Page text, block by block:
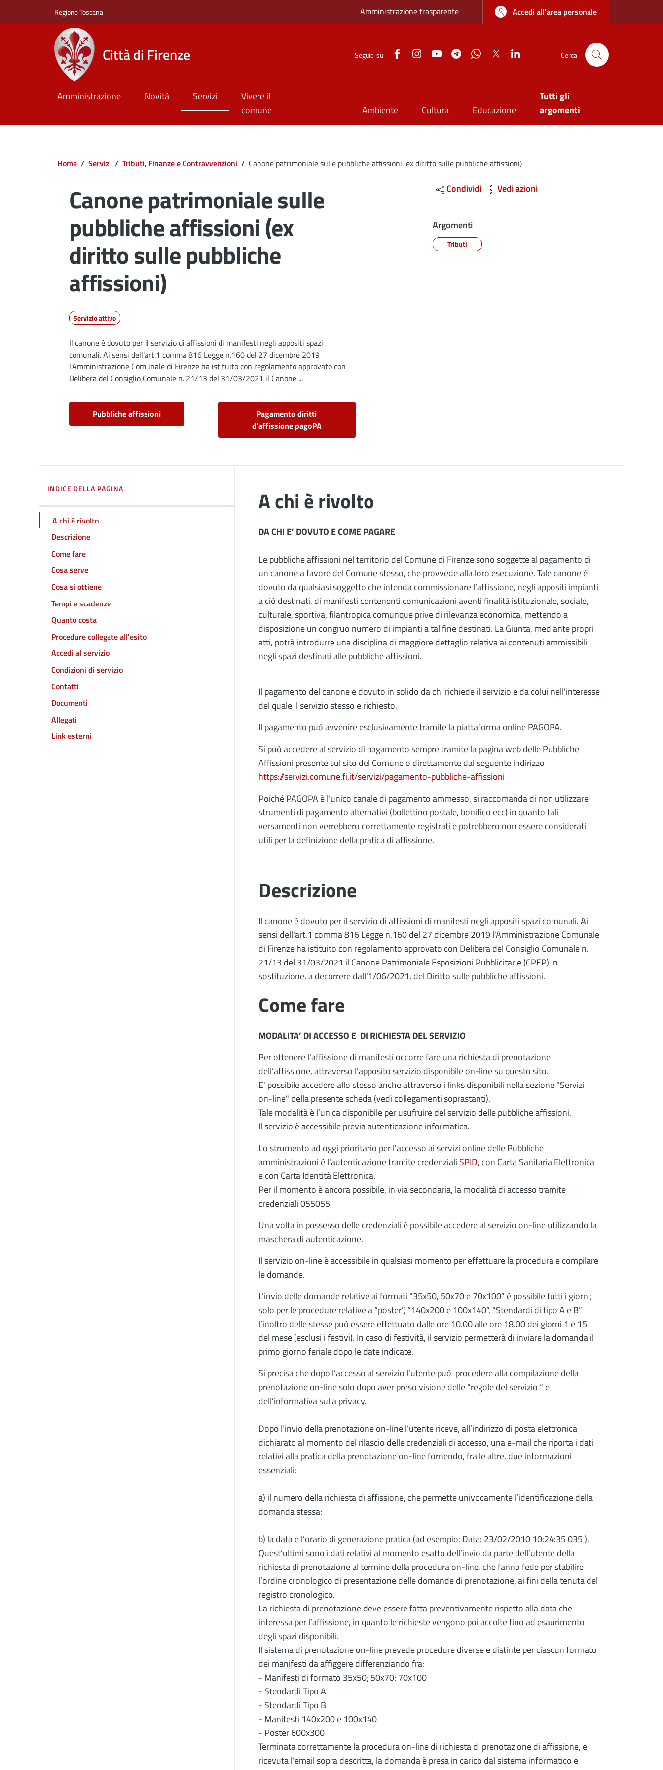
Regione Toscana Zona superiore sottile
Amministrazione trasparente Accedi all'area personale
Città di Firenze Seguici su FacebookInstagramYouTubeTelegramWhatsApp
Twitter Cerca
Amministrazione Novità Servizi
Vivere il
comune
Ambiente Cultura Educazione
Tutti gli
argomenti
Briciole di pane
Home / Servizi / Tributi, Finanze e Contravvenzioni / Canone patrimoniale sulle pubbliche affissioni (ex diritto sulle pubbliche affissioni)
Canone patrimoniale sulle
pubbliche affissioni (ex
diritto sulle pubbliche
affissioni)
Servizio attivo
Dettagli
Il canone è dovuto per il servizio di affissioni di manifesti negli appositi spazi
comunali. Ai sensi dell'art.1 comma 816 Legge n.160 del 27 dicembre 2019
l'Amministrazione Comunale di Firenze ha istituito con regolamento approvato con
Delibera del Consiglio Comunale n. 21/13 del 31/03/2021 il Canone ...
Pubbliche affissioni
Pagamento diritti
d'affissione pagoPA
Condividi Vedi azioni
Argomenti
Tributi
INDICE DELLA PAGINA
A chi è rivolto
Descrizione
Come fare
Cosa serve
Cosa si ottiene
Tempi e scadenze
Quanto costa
Procedure collegate all'esito
Accedi al servizio
Condizioni di servizio
Contatti
Documenti
Allegati
Link esterni
A chi è rivolto
DA CHI E’ DOVUTO E COME PAGARE
Le pubbliche affissioni nel territorio del Comune di Firenze sono soggette al pagamento di
un canone a favore del Comune stesso, che provvede alla loro esecuzione. Tale canone è
dovuto da qualsiasi soggetto che intenda commissionare l’affissione, negli appositi impianti
a ciò destinati, di manifesti contenenti comunicazioni aventi finalità istituzionale, sociale,
culturale, sportiva, filantropica comunque prive di rilevanza economica, mettendo a
disposizione un congruo numero di impianti a tal fine destinati. La Giunta, mediante propri
atti, potrà introdurre una disciplina di maggiore dettaglio relativa ai contenuti ammissibili
negli spazi destinati alle pubbliche affissioni.
Il pagamento del canone e dovuto in solido da chi richiede il servizio e da colui nell'interesse
del quale il servizio stesso e richiesto.
Il pagamento può avvenire esclusivamente tramite la piattaforma online PAGOPA.
Si può accedere al servizio di pagamento sempre tramite la pagina web delle Pubbliche
Affissioni presente sul sito del Comune o direttamente dal seguente indirizzo
https://servizi.comune.fi.it/servizi/pagamento-pubbliche-affissioni
Poiché PAGOPA è l’unico canale di pagamento ammesso, si raccomanda di non utilizzare
strumenti di pagamento alternativi (bollettino postale, bonifico ecc) in quanto tali
versamenti non verrebbero correttamente registrati e potrebbero non essere considerati
utili per la definizione della pratica di affissione.
Descrizione
Il canone è dovuto per il servizio di affissioni di manifesti negli appositi spazi comunali. Ai
sensi dell'art.1 comma 816 Legge n.160 del 27 dicembre 2019 l'Amministrazione Comunale
di Firenze ha istituito con regolamento approvato con Delibera del Consiglio Comunale n.
21/13 del 31/03/2021 il Canone Patrimoniale Esposizioni Pubblicitarie (CPEP) in
sostituzione, a decorrere dall'1/06/2021, del Diritto sulle pubbliche affissioni.
Come fare
MODALITA’ DI ACCESSO E DI RICHIESTA DEL SERVIZIO
Per ottenere l'affissione di manifesti occorre fare una richiesta di prenotazione
dell’affissione, attraverso l’apposito servizio disponibile on-line su questo sito.
E' possibile accedere allo stesso anche attraverso i links disponibili nella sezione "Servizi
on-line" della presente scheda (vedi collegamenti soprastanti).
Tale modalità è l’unica disponibile per usufruire del servizio delle pubbliche affissioni.
Il servizio è accessibile previa autenticazione informatica.
Lo strumento ad oggi prioritario per l'accesso ai servizi online delle Pubbliche
amministrazioni è l'autenticazione tramite credenziali SPID, con Carta Sanitaria Elettronica
e con Carta Identità Elettronica.
Per il momento è ancora possibile, in via secondaria, la modalità di accesso tramite
credenziali 055055.
Una volta in possesso delle credenziali è possibile accedere al servizio on-line utilizzando la
maschera di autenticazione.
Il servizio on-line è accessibile in qualsiasi momento per effettuare la procedura e compilare
le domande.
L’invio delle domande relative ai formati “35x50, 50x70 e 70x100” è possibile tutti i giorni;
solo per le procedure relative a “poster”, “140x200 e 100x140”, “Stendardi di tipo A e B”
l’inoltro delle stesse può essere effettuato dalle ore 10.00 alle ore 18.00 dei giorni 1 e 15
del mese (esclusi i festivi). In caso di festività, il servizio permetterà di inviare la domanda il
primo giorno feriale dopo le date indicate.
Si precisa che dopo l’accesso al servizio l’utente può procedere alla compilazione della
prenotazione on-line solo dopo aver preso visione delle “regole del servizio “ e
dell’informativa sulla privacy.
Dopo l’invio della prenotazione on-line l’utente riceve, all’indirizzo di posta elettronica
dichiarato al momento del rilascio delle credenziali di accesso, una e-mail che riporta i dati
relativi alla pratica della prenotazione on-line fornendo, fra le altre, due informazioni
essenziali:
a) il numero della richiesta di affissione, che permette univocamente l’identificazione della
domanda stessa;
b) la data e l’orario di generazione pratica (ad esempio: Data: 23/02/2010 10:24:35 035 ).
Quest’ultimi sono i dati relativi al momento esatto dell’invio da parte dell’utente della
richiesta di prenotazione al termine della procedura on-line, che fanno fede per stabilire
l’ordine cronologico di presentazione delle domande di prenotazione, ai fini della tenuta del
registro cronologico.
La richiesta di prenotazione deve essere fatta preventivamente rispetto alla data che
interessa per l’affissione, in quanto le richieste vengono poi accolte fino ad esaurimento
degli spazi disponibili.
Il sistema di prenotazione on-line prevede procedure diverse e distinte per ciascun formato
dei manifesti da affiggere differenziando fra:
- Manifesti di formato 35x50; 50x70; 70x100
- Stendardi Tipo A
- Stendardi Tipo B
- Manifesti 140x200 e 100x140
- Poster 600x300
Terminata correttamente la procedura on-line di richiesta di prenotazione di affissione, e
ricevuta l’email sopra descritta, la domanda è presa in carico dal sistema informatico e